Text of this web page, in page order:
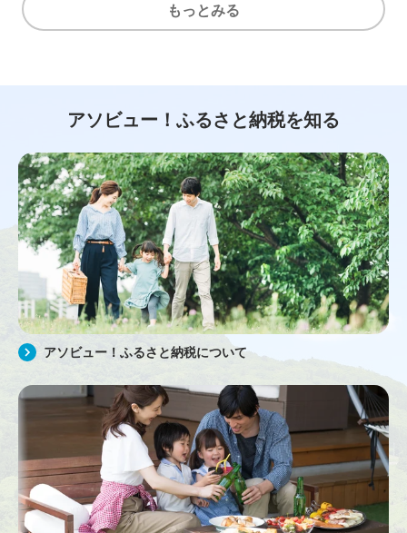
もっとみる
アソビュー！ふるさと納税を知る
アソビュー！ふるさと納税について